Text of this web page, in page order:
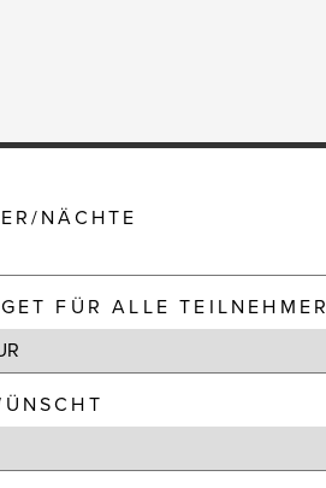
NÄCHTE
FÜR ALLE TEILNEHMER